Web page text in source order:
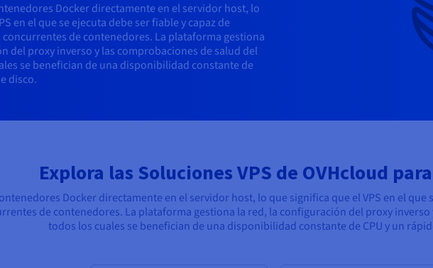
Docker directamente en el servidor host, lo
en el que se ejecuta debe ser fiable y capaz de
de contenedores. La plataforma gestiona
del proxy inverso y las comprobaciones de salud del
se benefician de una disponibilidad constante de
disco.
Explora las Soluciones VPS de OVHcloud
Docker directamente en el servidor host, lo que significa que el VPS en el que
de contenedores. La plataforma gestiona la red, la configuración del proxy
todos los cuales se benefician de una disponibilidad constante de CPU y un